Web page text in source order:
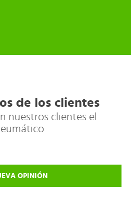
de los clientes
nuestros clientes el
OPINIÓN